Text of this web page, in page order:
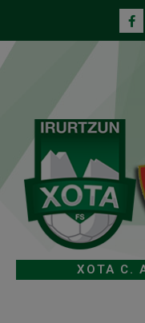
XOTA C.